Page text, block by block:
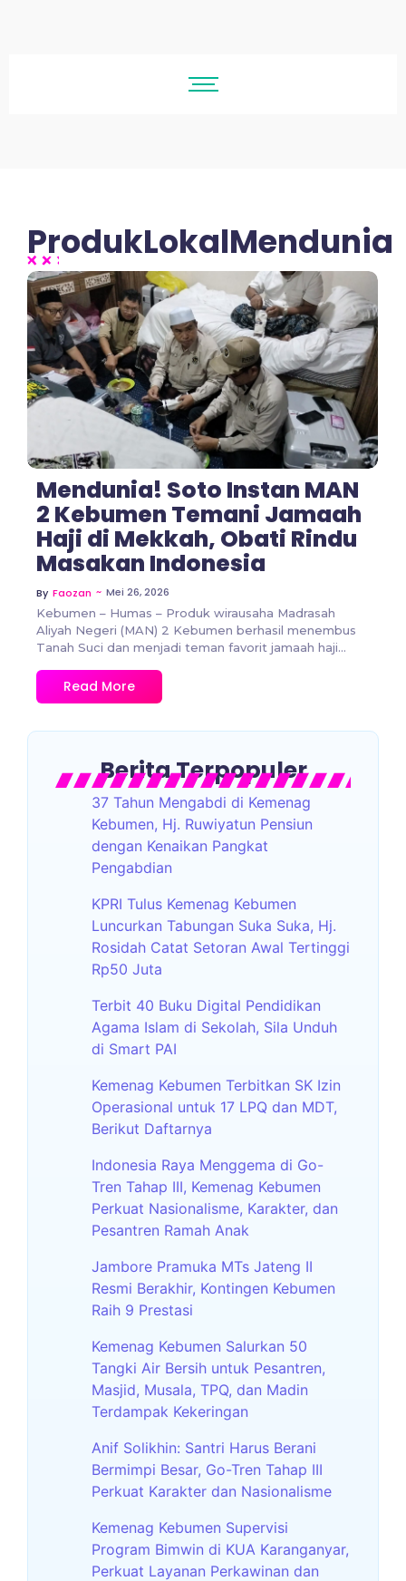
ProdukLokalMendunia
No Comments
Mendunia! Soto Instan MAN
2 Kebumen Temani Jamaah
Haji di Mekkah, Obati Rindu
Masakan Indonesia
By Faozan ~ Mei 26, 2026
Kebumen – Humas – Produk wirausaha Madrasah
Aliyah Negeri (MAN) 2 Kebumen berhasil menembus
Tanah Suci dan menjadi teman favorit jamaah haji...
Read More
Berita Terpopuler
37 Tahun Mengabdi di Kemenag
Kebumen, Hj. Ruwiyatun Pensiun
dengan Kenaikan Pangkat
Pengabdian
KPRI Tulus Kemenag Kebumen
Luncurkan Tabungan Suka Suka, Hj.
Rosidah Catat Setoran Awal Tertinggi
Rp50 Juta
Terbit 40 Buku Digital Pendidikan
Agama Islam di Sekolah, Sila Unduh
di Smart PAI
Kemenag Kebumen Terbitkan SK Izin
Operasional untuk 17 LPQ dan MDT,
Berikut Daftarnya
Indonesia Raya Menggema di Go-
Tren Tahap III, Kemenag Kebumen
Perkuat Nasionalisme, Karakter, dan
Pesantren Ramah Anak
Jambore Pramuka MTs Jateng II
Resmi Berakhir, Kontingen Kebumen
Raih 9 Prestasi
Kemenag Kebumen Salurkan 50
Tangki Air Bersih untuk Pesantren,
Masjid, Musala, TPQ, dan Madin
Terdampak Kekeringan
Anif Solikhin: Santri Harus Berani
Bermimpi Besar, Go-Tren Tahap III
Perkuat Karakter dan Nasionalisme
Kemenag Kebumen Supervisi
Program Bimwin di KUA Karanganyar,
Perkuat Layanan Perkawinan dan